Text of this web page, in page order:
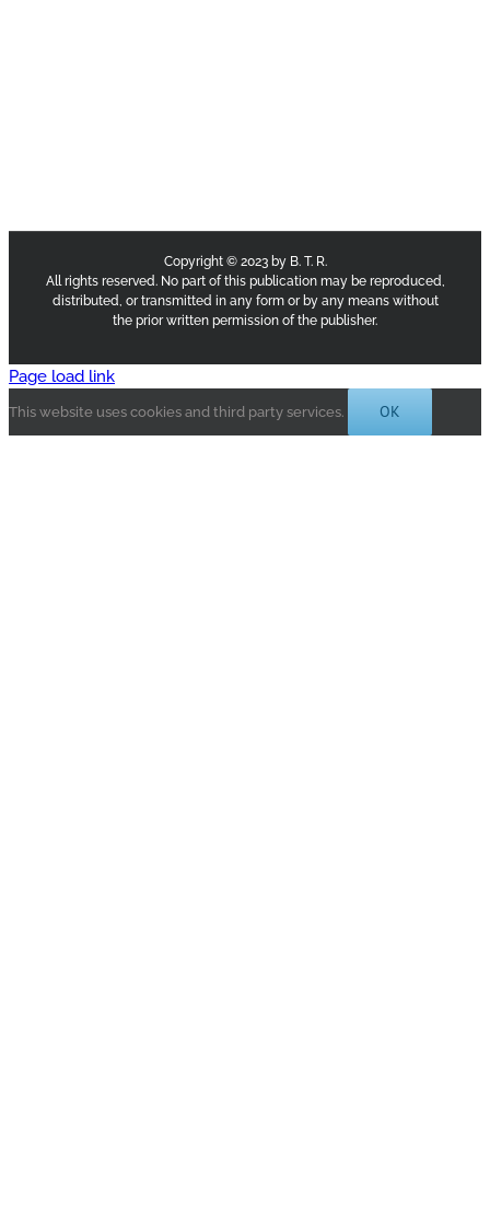
Copyright © 2023 by B. T. R.
All rights reserved. No part of this publication may be reproduced,
distributed, or transmitted in any form or by any means without
the prior written permission of the publisher.
Page load link
This website uses cookies and third party services. OK